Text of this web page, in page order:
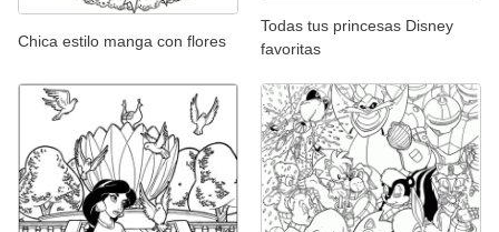
Chica estilo manga con flores
Todas tus princesas Disney
favoritas